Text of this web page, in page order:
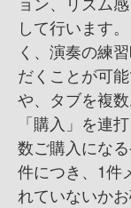
して行います
く、演奏の練
だくことが可
や、タブを複
「購入」を連
数ご購入にな
件につき、1件
れていないかお